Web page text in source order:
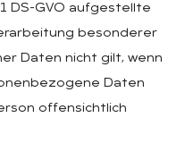
DS-GVO aufgestellte
besonderer
Daten nicht gilt, wenn
Daten
offensichtlich